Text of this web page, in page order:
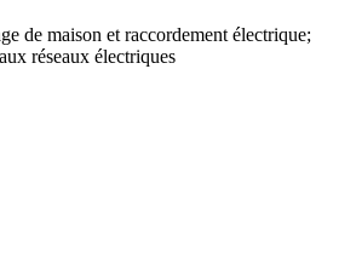
de maison et raccordement électrique;
réseaux électriques